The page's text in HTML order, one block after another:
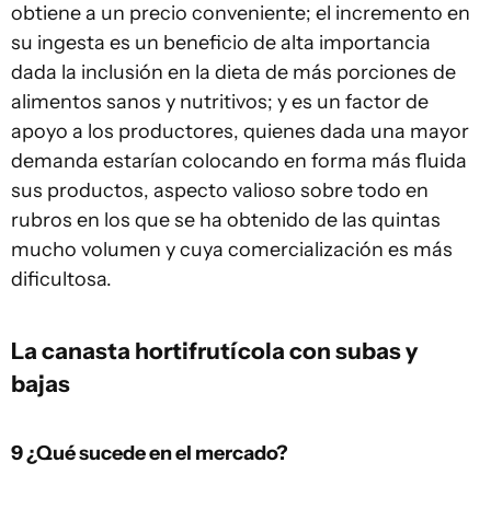
obtiene a un precio conveniente; el incremento en
su ingesta es un beneficio de alta importancia
dada la inclusión en la dieta de más porciones de
alimentos sanos y nutritivos; y es un factor de
apoyo a los productores, quienes dada una mayor
demanda estarían colocando en forma más fluida
sus productos, aspecto valioso sobre todo en
rubros en los que se ha obtenido de las quintas
mucho volumen y cuya comercialización es más
dificultosa.
Lacanasta hortifrutícolacon subas y
bajas
9 ¿Qué sucede en el mercado?